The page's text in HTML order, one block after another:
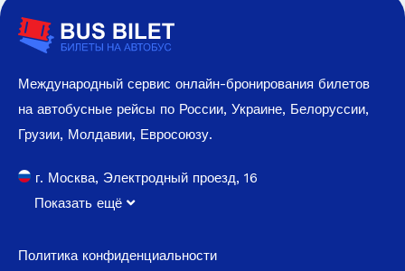
Международный сервис онлайн-бронирования билетов
на автобусные рейсы по России, Украине, Белоруссии,
Грузии, Молдавии, Евросоюзу.
г. Москва, Электродный проезд, 16
Показать ещё
Политика конфиденциальности